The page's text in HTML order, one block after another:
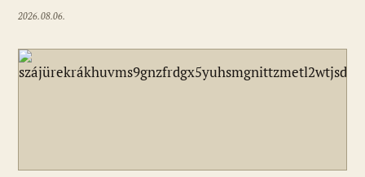
2026.08.06.